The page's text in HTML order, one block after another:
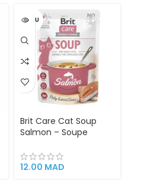
VENDU
Brit Care Cat Soup
Salmon – Soupe
au Poulet et Saumon
pour Chats Adultes –
12.00 MAD